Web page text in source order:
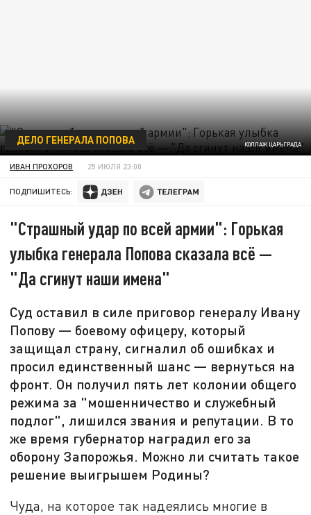
КОЛЛАЖ ЦАРЬГРАДА
ДЕЛО ГЕНЕРАЛА ПОПОВА
ИВАН ПРОХОРОВ 25 ИЮЛЯ 23:00
ПОДПИШИТЕСЬ:
"Страшный удар по всей армии": Горькая
улыбка генерала Попова сказала всё —
"Да сгинут наши имена"
Суд оставил в силе приговор генералу Ивану
Попову — боевому офицеру, который
защищал страну, сигналил об ошибках и
просил единственный шанс — вернуться на
фронт. Он получил пять лет колонии общего
режима за "мошенничество и служебный
подлог", лишился звания и репутации. В то
же время губернатор наградил его за
оборону Запорожья. Можно ли считать такое
решение выигрышем Родины?
Чуда, на которое так надеялись многие в